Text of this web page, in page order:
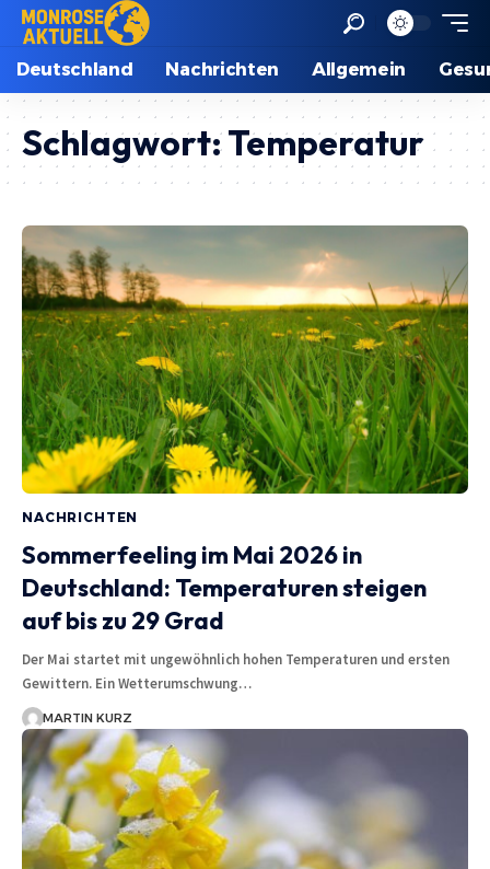
Deutschland Nachrichten Allgemein
Schlagwort:Temperatur
NACHRICHTEN
Sommerfeeling im Mai 2026 in
Deutschland: Temperaturen steigen
auf bis zu 29 Grad
Der Mai startet mit ungewöhnlich hohen Temperaturen und ersten
Gewittern. Ein Wetterumschwung…
MARTIN KURZ